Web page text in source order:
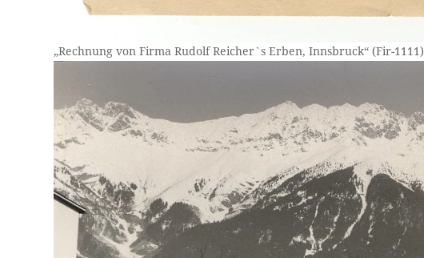
„Rechnung von Firma Rudolf Reicher`s Erben, Innsbruck“ (Fir-1111)